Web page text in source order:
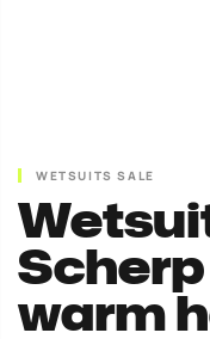
WETSUITS SALE
warm